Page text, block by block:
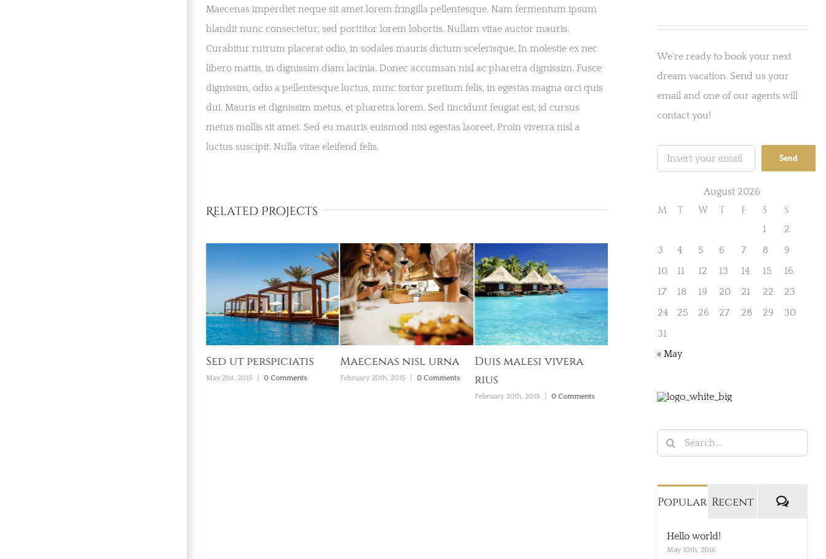
Maecenas imperdiet neque sit amet lorem fringilla pellentesque. Nam fermentum ipsum
blandit nunc consectetur, sed porttitor lorem lobortis. Nullam vitae auctor mauris.
Curabitur rutrum placerat odio, in sodales mauris dictum scelerisque. In molestie ex nec
libero mattis, in dignissim diam lacinia. Donec accumsan nisl ac pharetra dignissim. Fusce
dignissim, odio a pellentesque luctus, nunc tortor pretium felis, in egestas magna orci quis
dui. Mauris et dignissim metus, et pharetra lorem. Sed tincidunt feugiat est, id cursus
metus mollis sit amet. Sed eu mauris euismod nisi egestas laoreet. Proin viverra nisl a
luctus suscipit. Nulla vitae eleifend felis.
Related Projects
Sed ut perspiciatis
May 21st, 2015 0 Comments
Maecenas nisl urna
February 20th, 2015 0 Comments
Duis malesi vivera
rius
February 20th, 2015 0 Comments
We're ready to book your next
dream vacation. Send us your
email and one of our agents will
contact you!
August 2026
M T W T F S S
1
2
3
4 5 6 7 8
9
10
11 12 13 14 15
16
17
18 19 20 21 22
23
24
25 26 27 28 29
30
31
« May
Search
for:
Popular Recent
Hello world!
May 10th, 2016